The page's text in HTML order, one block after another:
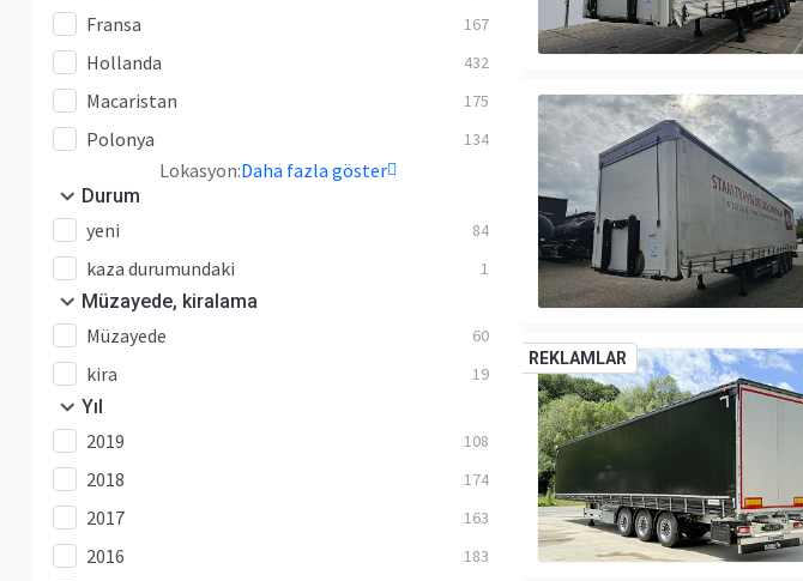
Fransa 167
Hollanda 432
Macaristan 175
Polonya 134
Lokasyon:Daha fazla göster
Durum
yeni 84
kaza durumundaki 1
Müzayede, kiralama
Müzayede 60
kira 19
Yıl
2019 108
2018 174
2017 163
2016 183
REKLAMLAR